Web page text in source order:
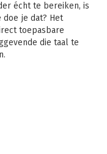
écht te bereiken, is
doe je dat? Het
toepasbare
die taal te
patronen.
die patronen
ander, kan die
Met name in de
PCM handvatten